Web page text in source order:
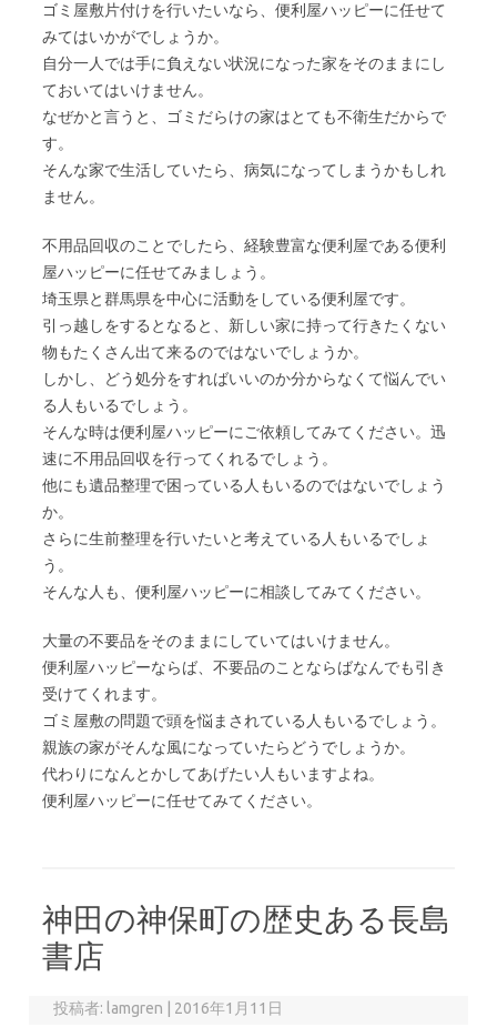
ゴミ屋敷片付けを行いたいなら、便利屋ハッピーに任せて
みてはいかがでしょうか。
自分一人では手に負えない状況になった家をそのままにし
ておいてはいけません。
なぜかと言うと、ゴミだらけの家はとても不衛生だからで
す。
そんな家で生活していたら、病気になってしまうかもしれ
ません。
不用品回収のことでしたら、経験豊富な便利屋である便利
屋ハッピーに任せてみましょう。
埼玉県と群馬県を中心に活動をしている便利屋です。
引っ越しをするとなると、新しい家に持って行きたくない
物もたくさん出て来るのではないでしょうか。
しかし、どう処分をすればいいのか分からなくて悩んでい
る人もいるでしょう。
そんな時は便利屋ハッピーにご依頼してみてください。迅
速に不用品回収を行ってくれるでしょう。
他にも遺品整理で困っている人もいるのではないでしょう
か。
さらに生前整理を行いたいと考えている人もいるでしょ
う。
そんな人も、便利屋ハッピーに相談してみてください。
大量の不要品をそのままにしていてはいけません。
便利屋ハッピーならば、不要品のことならばなんでも引き
受けてくれます。
ゴミ屋敷の問題で頭を悩まされている人もいるでしょう。
親族の家がそんな風になっていたらどうでしょうか。
代わりになんとかしてあげたい人もいますよね。
便利屋ハッピーに任せてみてください。
神田の神保町の歴史ある長島
書店
投稿者: lamgren 2016年1月11日